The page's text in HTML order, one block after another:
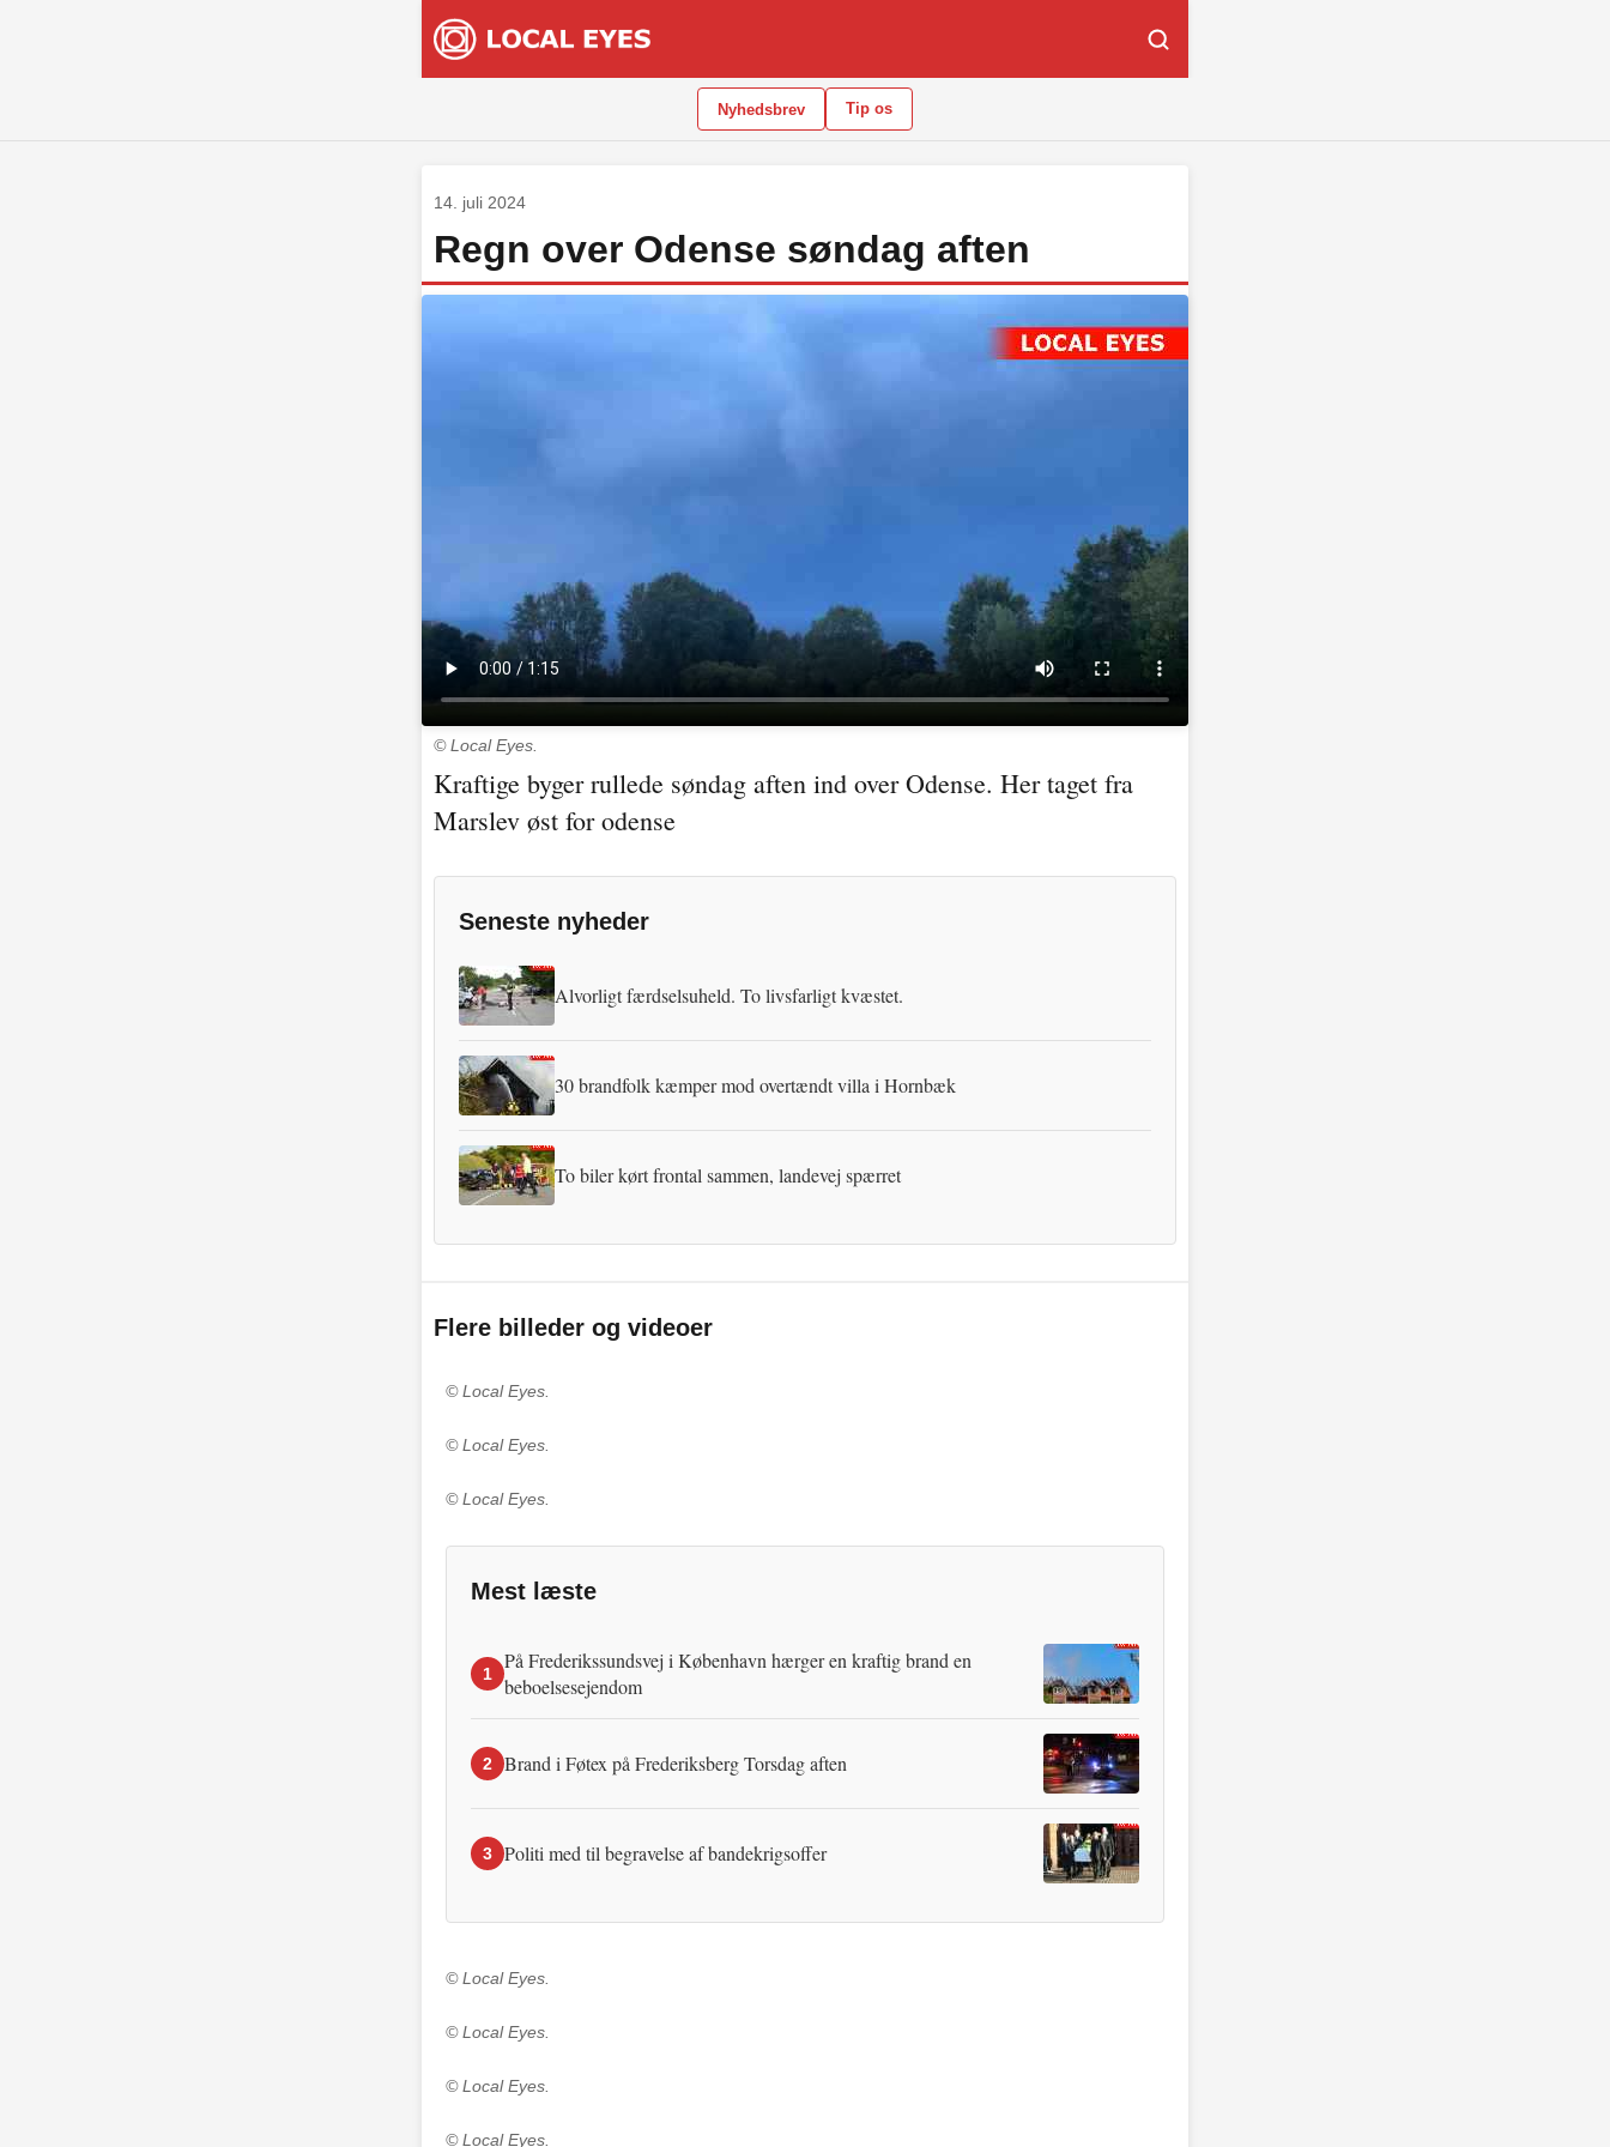
Nyhedsbrev Tip os
14. juli 2024
Regn over Odense søndag aften
© Local Eyes.
Kraftige byger rullede søndag aften ind over Odense. Her taget fra
Marslev øst for odense
Seneste nyheder
Alvorligt færdselsuheld. To livsfarligt kvæstet.
30 brandfolk kæmper mod overtændt villa i Hornbæk
To biler kørt frontal sammen, landevej spærret
Flere billeder og videoer
© Local Eyes.
© Local Eyes.
© Local Eyes.
Mest læste
1
På Frederikssundsvej i København hærger en kraftig brand en
beboelsesejendom
2 Brand i Føtex på Frederiksberg Torsdag aften
3 Politi med til begravelse af bandekrigsoffer
© Local Eyes.
© Local Eyes.
© Local Eyes.
© Local Eyes.